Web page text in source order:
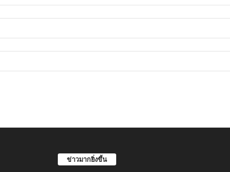
ข่าวมากยิ่งขึ้น